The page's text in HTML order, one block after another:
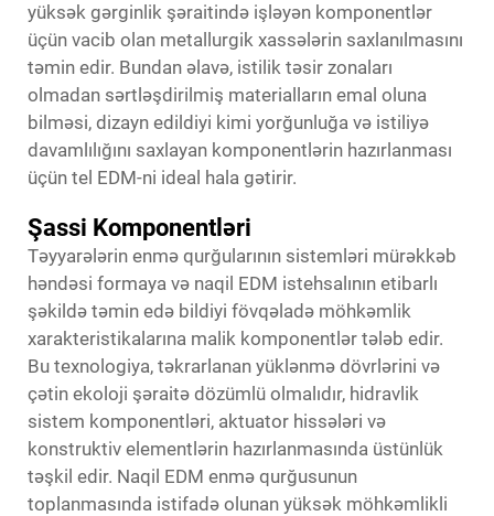
yüksək gərginlik şəraitində işləyən komponentlər
üçün vacib olan metallurgik xassələrin saxlanılmasını
təmin edir. Bundan əlavə, istilik təsir zonaları
olmadan sərtləşdirilmiş materialların emal oluna
bilməsi, dizayn edildiyi kimi yorğunluğa və istiliyə
davamlılığını saxlayan komponentlərin hazırlanması
üçün tel EDM-ni ideal hala gətirir.
Şassi Komponentləri
Təyyarələrin enmə qurğularının sistemləri mürəkkəb
həndəsi formaya və naqil EDM istehsalının etibarlı
şəkildə təmin edə bildiyi fövqəladə möhkəmlik
xarakteristikalarına malik komponentlər tələb edir.
Bu texnologiya, təkrarlanan yüklənmə dövrlərini və
çətin ekoloji şəraitə dözümlü olmalıdır, hidravlik
sistem komponentləri, aktuator hissələri və
konstruktiv elementlərin hazırlanmasında üstünlük
təşkil edir. Naqil EDM enmə qurğusunun
toplanmasında istifadə olunan yüksək möhkəmlikli